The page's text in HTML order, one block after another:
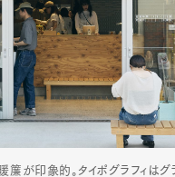
簾が印象的。タイポグラフィはグ